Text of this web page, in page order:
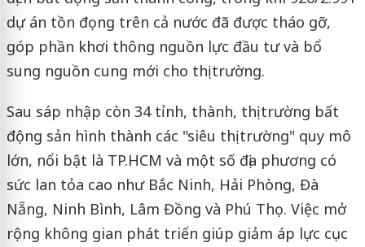
dự án tồn đọng trên cả nước đã được tháo gỡ,
góp phần khơi thông nguồn lực đầu tư và bổ
sung nguồn cung mới cho thị trường.
Sau sáp nhập còn 34 tỉnh, thành, thị trường bất
động sản hình thành các "siêu thị trường" quy mô
lớn, nổi bật là TP.HCM và một số địa phương có
sức lan tỏa cao như Bắc Ninh, Hải Phòng, Đà
Nẵng, Ninh Bình, Lâm Đồng và Phú Thọ. Việc mở
rộng không gian phát triển giúp giảm áp lực cục